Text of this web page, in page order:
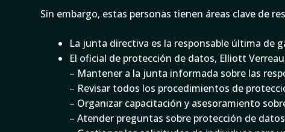
Sin embargo, estas personas tienen áreas clave de
La junta directiva es la responsable última de
El oficial de protección de datos, Elliott
– Mantener a la junta informada sobre las
– Revisar todos los procedimientos de
– Organizar capacitación y asesoramiento
– Atender preguntas sobre protección de